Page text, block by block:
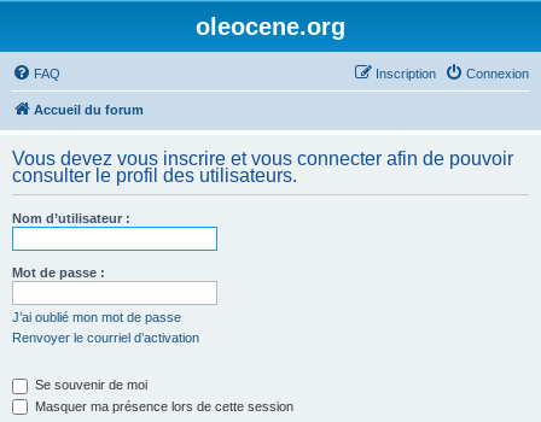
oleocene.org
FAQ Connexion
Inscription
Accueil du forum
Vous devez vous inscrire et vous connecter afin de pouvoir
consulter le profil des utilisateurs.
Nom d’utilisateur :
Mot de passe :
J’ai oublié mon mot de passe
Renvoyer le courriel d’activation
Se souvenir de moi
Masquer ma présence lors de cette session